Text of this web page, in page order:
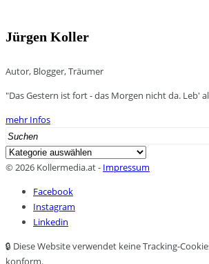
Jürgen Koller
Autor, Blogger, Träumer
"Das Gestern ist fort - das Morgen nicht da. Leb'
mehr Infos
Search
for:
Kategorien
© 2026 Kollermedia.at - Impressum
Facebook
Instagram
Linkedin
🔒 Diese Website verwendet keine Tracking-
konform.